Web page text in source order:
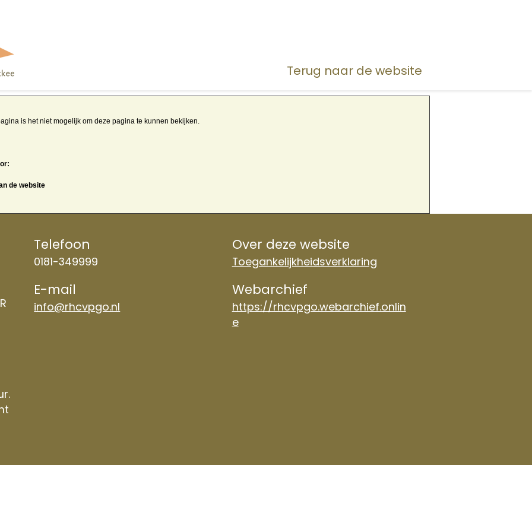
Terug naar de website
is het niet mogelijk om deze pagina te kunnen bekijken.
de website
Telefoon
0181-349999
E-mail
info@rhcvpgo.nl
Over deze website
Toegankelijkheidsverklaring
Webarchief
https://rhcvpgo.webarchief.onlin
e